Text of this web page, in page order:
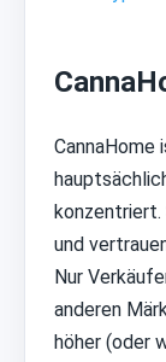
und
Nur
anderen
höher (oder